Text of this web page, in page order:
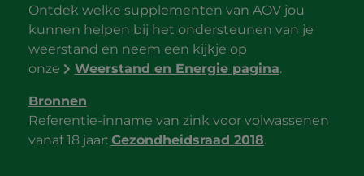
Ontdek welke supplementen van AOV jou
kunnen helpen bij het ondersteunen van je
weerstand en neem een kijkje op
onze
Weerstand en Energie pagina.
Bronnen
Referentie-inname van zink voor volwassenen
vanaf 18 jaar: Gezondheidsraad 2018.